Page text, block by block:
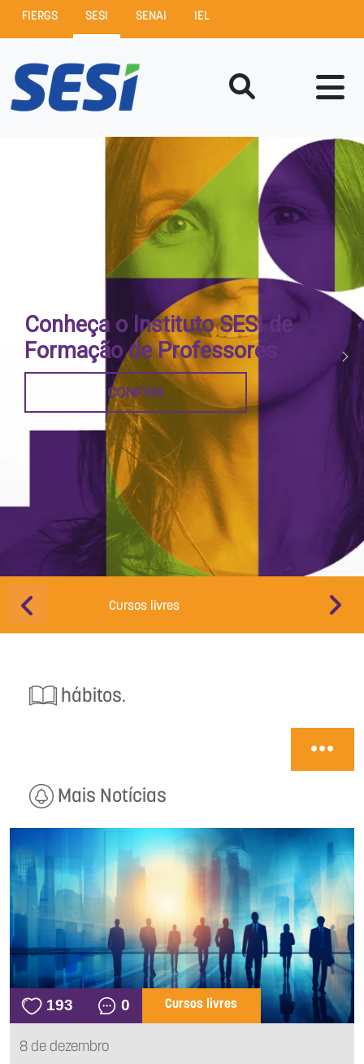
FIERGS SESI SENAI IEL
Conheça o Instituto SESI de
Formação de Professores
CONFIRA
Cursos livres Educação
hábitos.
Mais Notícias
193 0 Cursos livres
8 de dezembro